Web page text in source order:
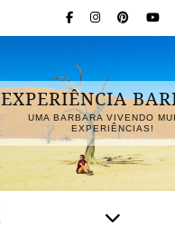
EXPERIÊNCIA
UMA BARBARA VIVENDO
EXPERIÊNCIAS!